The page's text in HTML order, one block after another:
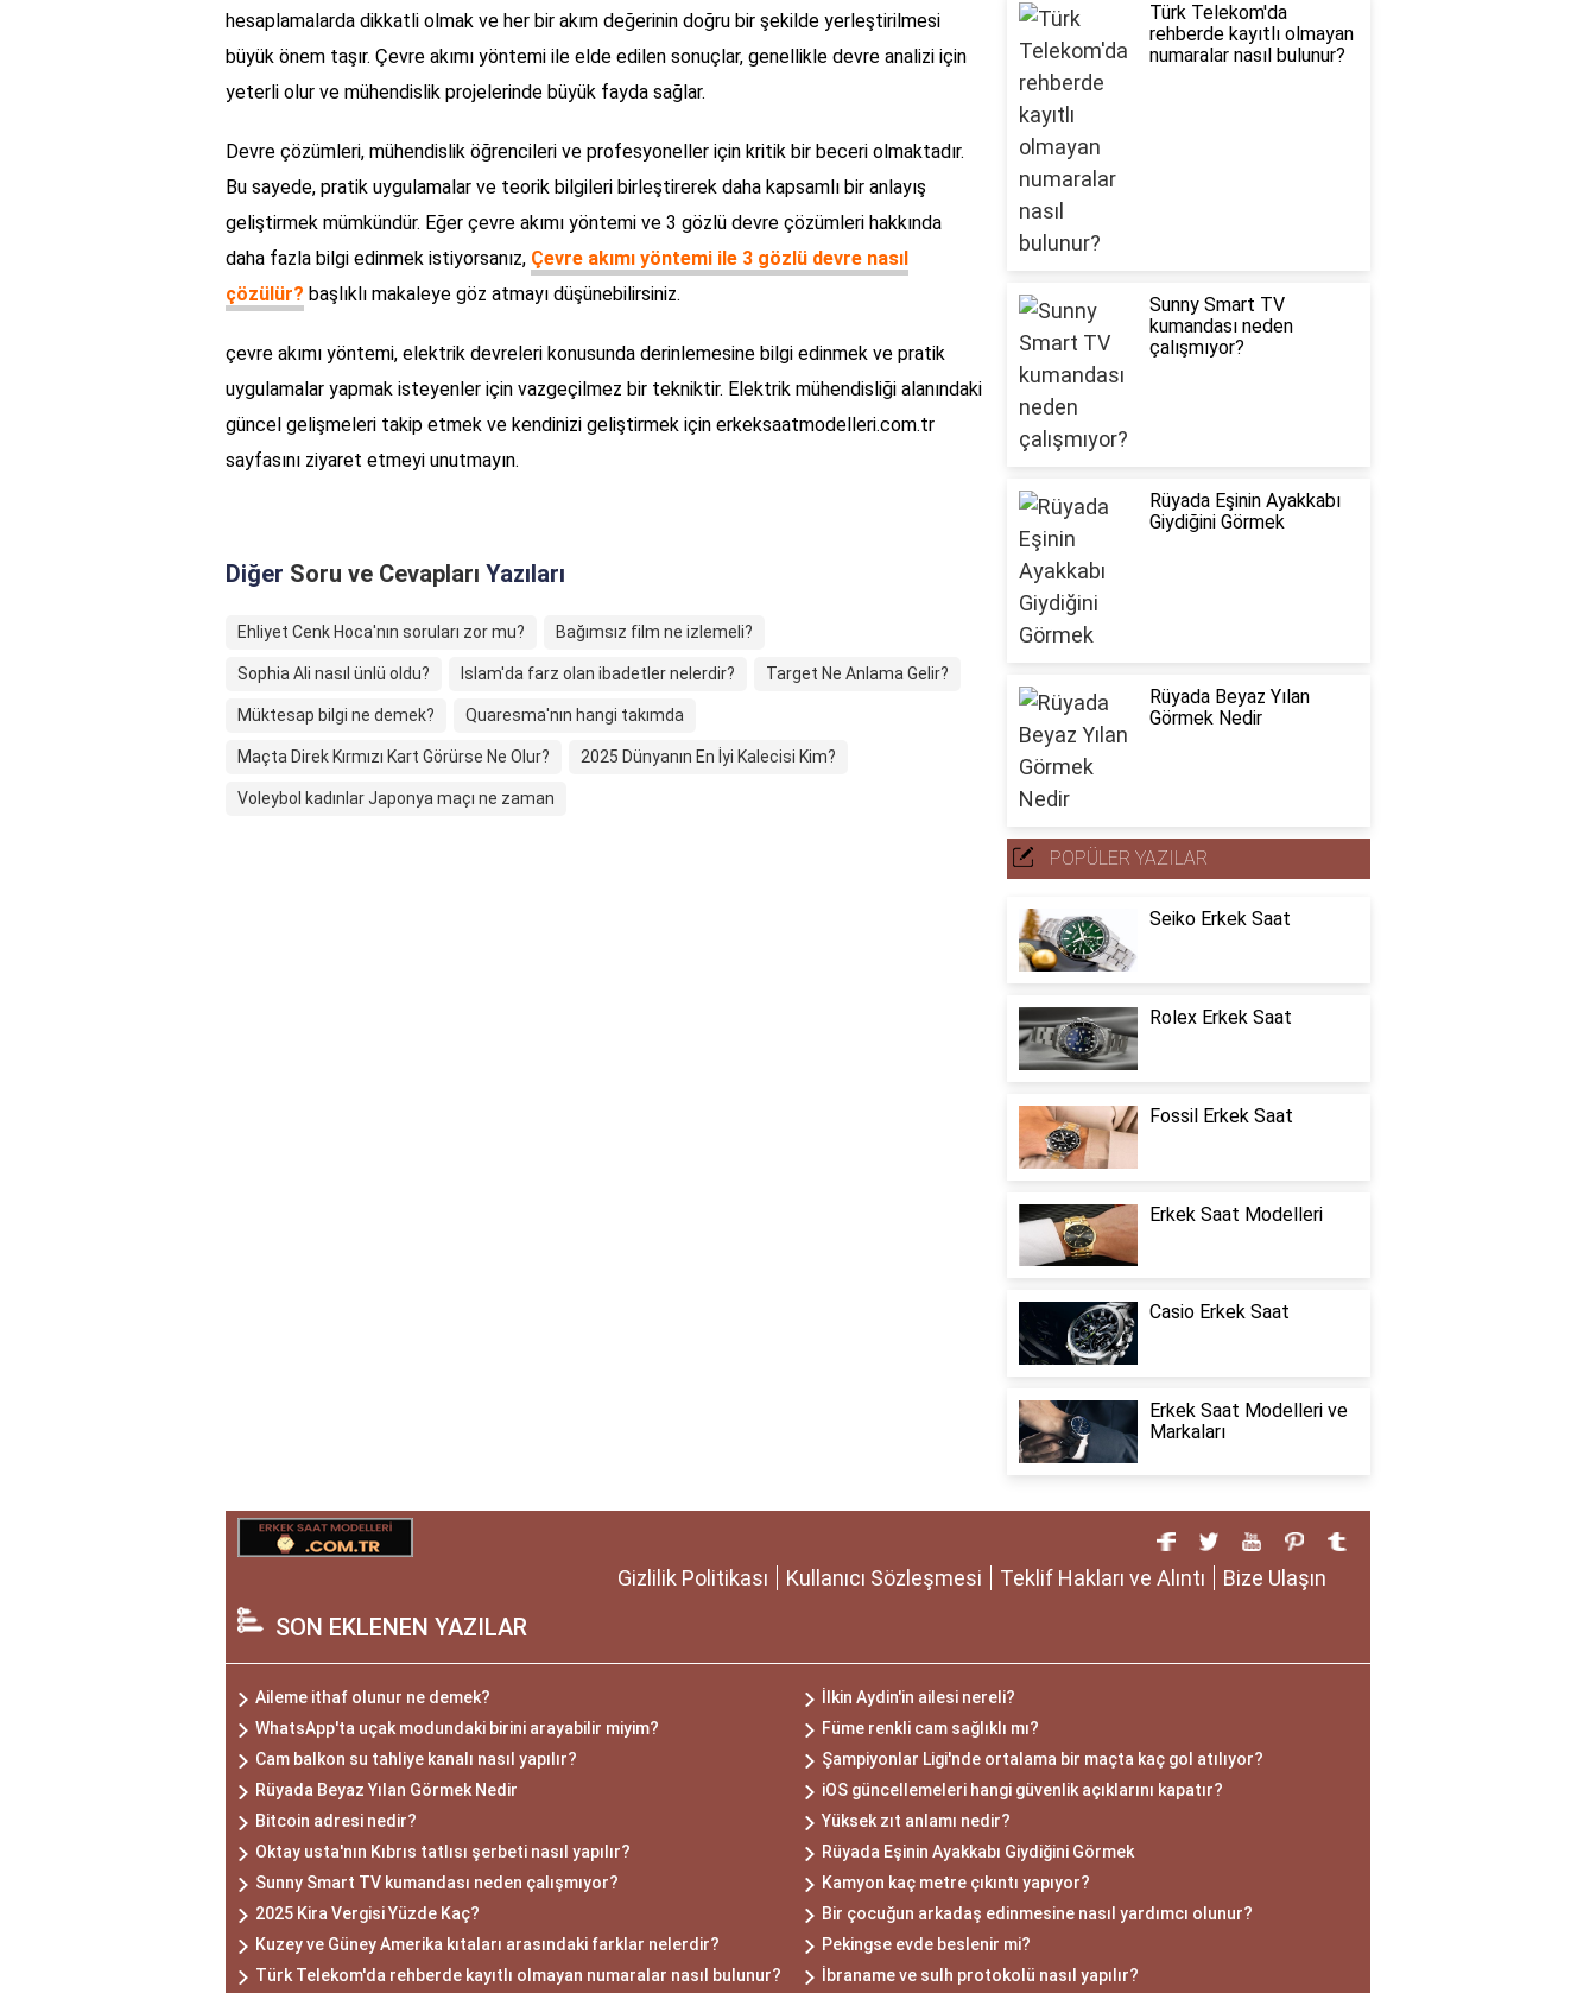
hesaplamalarda dikkatli olmak ve her bir akım değerinin doğru bir şekilde yerleştirilmesi
büyük önem taşır. Çevre akımı yöntemi ile elde edilen sonuçlar, genellikle devre analizi için
yeterli olur ve mühendislik projelerinde büyük fayda sağlar.
Devre çözümleri, mühendislik öğrencileri ve profesyoneller için kritik bir beceri olmaktadır.
Bu sayede, pratik uygulamalar ve teorik bilgileri birleştirerek daha kapsamlı bir anlayış
geliştirmek mümkündür. Eğer çevre akımı yöntemi ve 3 gözlü devre çözümleri hakkında
daha fazla bilgi edinmek istiyorsanız, Çevre akımı yöntemi ile 3 gözlü devre nasıl
çözülür? başlıklı makaleye göz atmayı düşünebilirsiniz.
çevre akımı yöntemi, elektrik devreleri konusunda derinlemesine bilgi edinmek ve pratik
uygulamalar yapmak isteyenler için vazgeçilmez bir tekniktir. Elektrik mühendisliği alanındaki
güncel gelişmeleri takip etmek ve kendinizi geliştirmek için erkeksaatmodelleri.com.tr
sayfasını ziyaret etmeyi unutmayın.
Diğer Soru ve Cevapları Yazıları
Ehliyet Cenk Hoca'nın soruları zor mu? Bağımsız film ne izlemeli?
Sophia Ali nasıl ünlü oldu? Islam'da farz olan ibadetler nelerdir? Target Ne Anlama Gelir?
Müktesap bilgi ne demek? Quaresma'nın hangi takımda
Maçta Direk Kırmızı Kart Görürse Ne Olur? 2025 Dünyanın En İyi Kalecisi Kim?
Voleybol kadınlar Japonya maçı ne zaman
Türk Telekom'da
rehberde kayıtlı olmayan
numaralar nasıl bulunur?
Sunny Smart TV
kumandası neden
çalışmıyor?
Rüyada Eşinin Ayakkabı
Giydiğini Görmek
Rüyada Beyaz Yılan
Görmek Nedir
POPÜLER YAZILAR
Seiko Erkek Saat
Rolex Erkek Saat
Fossil Erkek Saat
Erkek Saat Modelleri
Casio Erkek Saat
Erkek Saat Modelleri ve
Markaları
Gizlilik Politikası Kullanıcı Sözleşmesi Teklif Hakları ve Alıntı Bize Ulaşın
SON EKLENEN YAZILAR
Aileme ithaf olunur ne demek?
İlkin Aydin'in ailesi nereli?
WhatsApp'ta uçak modundaki birini arayabilir miyim?
Füme renkli cam sağlıklı mı?
Cam balkon su tahliye kanalı nasıl yapılır?
Şampiyonlar Ligi'nde ortalama bir maçta kaç gol atılıyor?
Rüyada Beyaz Yılan Görmek Nedir
iOS güncellemeleri hangi güvenlik açıklarını kapatır?
Bitcoin adresi nedir?
Yüksek zıt anlamı nedir?
Oktay usta'nın Kıbrıs tatlısı şerbeti nasıl yapılır?
Rüyada Eşinin Ayakkabı Giydiğini Görmek
Sunny Smart TV kumandası neden çalışmıyor?
Kamyon kaç metre çıkıntı yapıyor?
2025 Kira Vergisi Yüzde Kaç?
Bir çocuğun arkadaş edinmesine nasıl yardımcı olunur?
Kuzey ve Güney Amerika kıtaları arasındaki farklar nelerdir?
Pekingse evde beslenir mi?
Türk Telekom'da rehberde kayıtlı olmayan numaralar nasıl bulunur?
İbraname ve sulh protokolü nasıl yapılır?